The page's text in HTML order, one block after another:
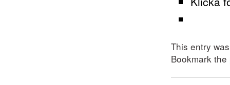
This entry
Bookmark the